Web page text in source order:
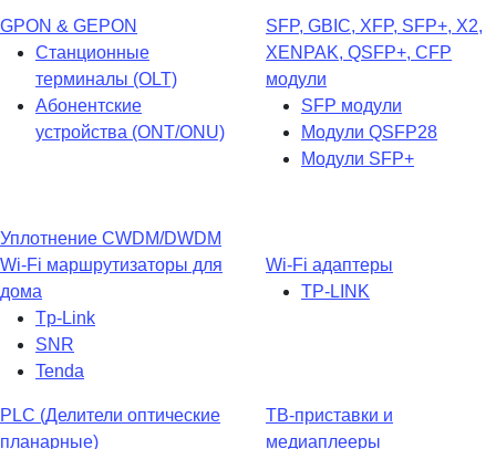
GPON & GEPON
Станционные
терминалы (OLT)
Абонентские
устройства (ONT/ONU)
SFP, GBIC, XFP, SFP+, X2,
XENPAK, QSFP+, CFP
модули
SFP модули
Модули QSFP28
Модули SFP+
Уплотнение CWDM/DWDM
Wi-Fi маршрутизаторы для
дома
Tp-Link
SNR
Tenda
Wi-Fi адаптеры
TP-LINK
PLC (Делители оптические
планарные)
ТВ-приставки и
медиаплееры